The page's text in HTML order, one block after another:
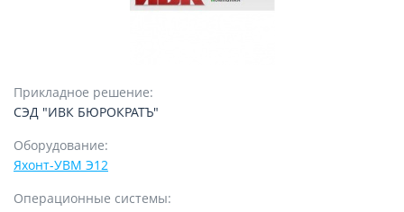
Прикладное решение:
СЭД "ИВК БЮРОКРАТЪ"
Оборудование:
Яхонт-УВМ Э12
Операционные системы: